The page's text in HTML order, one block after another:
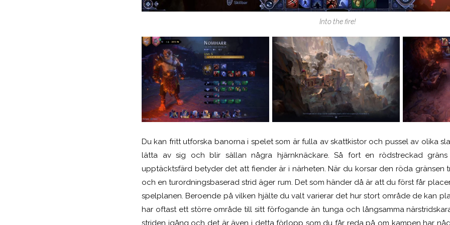
Into the fire!
Du kan fritt utforska banorna i spelet som är fulla av skattkistor och pussel av olika
lätta av sig och blir sällan några hjärnknäckare. Så fort en rödstreckad
upptäcktsfärd betyder det att fiender är i närheten. När du korsar den röda gränsen
och en turordningsbaserad strid äger rum. Det som händer då är att du först får
spelplanen.Beroende på vilken hjälte du valt varierar det hur stort område de kan
har oftast ett större område till sitt förfogande än tunga och långsamma
striden igång och det är även i detta förlopp som du får reda på om kampen har